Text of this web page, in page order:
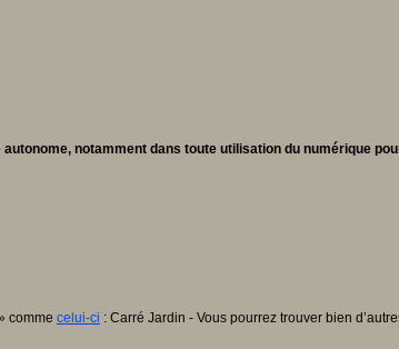
notamment dans toute utilisation du numérique
comme celui-ci : Carré Jardin - Vous pourrez trouver bien